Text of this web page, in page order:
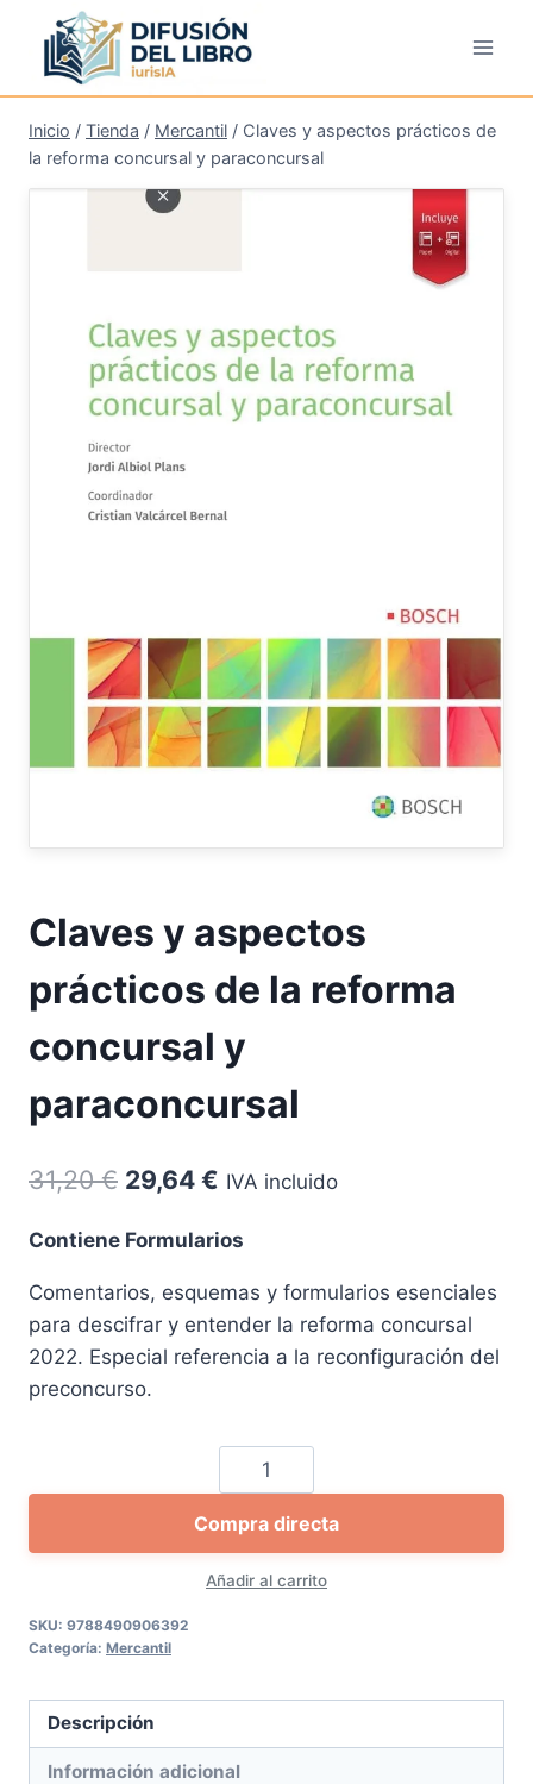
contenido
Inicio / Tienda / Mercantil / Claves y aspectos prácticos de
la reforma concursal y paraconcursal
Claves y aspectos
prácticos de la reforma
concursal y
paraconcursal
31,20€ El
original
era:
31,20 €.
29,64€ El
actual
es:
29,64 €.
IVA incluido
Contiene Formularios
Comentarios, esquemas y formularios esenciales
para descifrar y entender la reforma concursal
2022. Especial referencia a la reconfiguración del
preconcurso.
Claves
y
aspectos
prácticos
de
paraconcursal
Añadir al carrito
Compra directa
SKU: 9788490906392
Categoría: Mercantil
Descripción
Información adicional